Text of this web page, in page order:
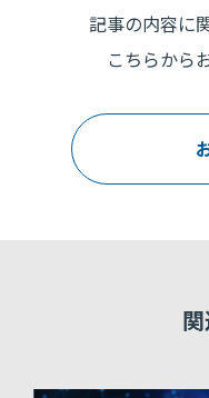
記事の内容に
こちらから